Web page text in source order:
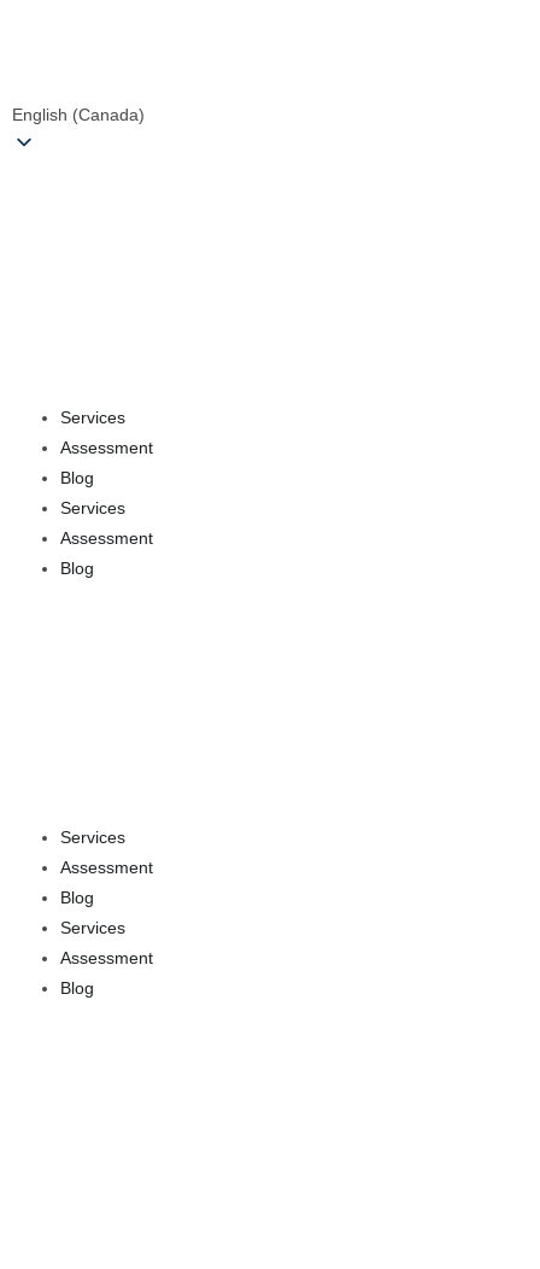
English (Canada)
Services
Assessment
Blog
Services
Assessment
Blog
Services
Assessment
Blog
Services
Assessment
Blog